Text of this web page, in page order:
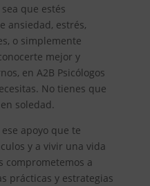
que estés
ansiedad, estrés,
o simplemente
mejor y
en A2B Psicólogos
No tienes que
soledad.
apoyo que te
y a vivir una vida
comprometemos a
prácticas y estrategias